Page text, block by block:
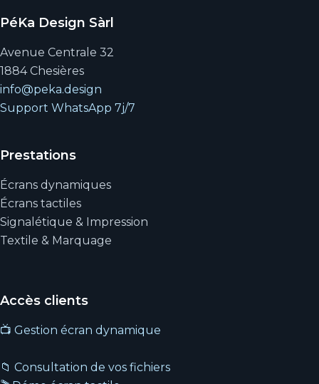
PéKa Design Sàrl
Avenue Centrale 32
1884 Chesières
info@peka.design
Support WhatsApp 7j/7
Prestations
Écrans dynamiques
Écrans tactiles
Signalétique & Impression
Textile & Marquage
Accès clients
📺 Gestion écran dynamique
📁 Consultation de vos fichiers